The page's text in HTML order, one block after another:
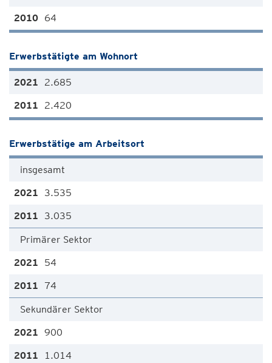
64
Erwerbstätigte am Wohnort
2.685
2.420
Erwerbstätige am Arbeitsort
insgesamt
3.535
3.035
Primärer Sektor
54
74
Sekundärer Sektor
900
1.014